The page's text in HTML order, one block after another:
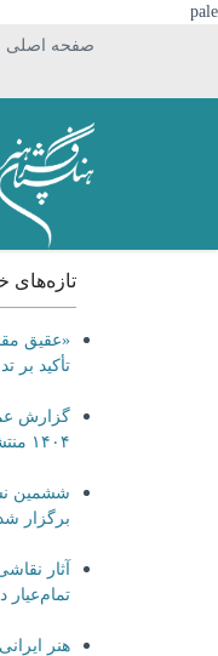
pale
صفحه اصلی
تازه‌های
«عقیق
تأکید بر
گزارش
۱۴۰۴ منتشر شد
ششمین
برگزار
آثار
هنر